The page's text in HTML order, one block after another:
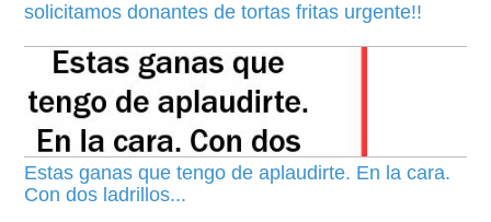
solicitamos donantes de tortas fritas urgente!!
Estas ganas que tengo de aplaudirte. En la cara.
Con dos ladrillos...